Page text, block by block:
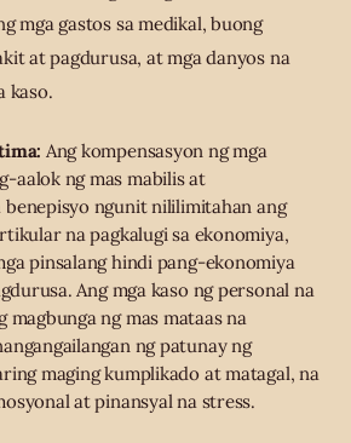
mga gastos sa medikal, buong
at pagdurusa, at mga danyos na
kaso.
Ang kompensasyon ng mga
aalok ng mas mabilis at
benepisyo ngunit nililimitahan ang
na pagkalugi sa ekonomiya,
pinsalang hindi pang-ekonomiya
Ang mga kaso ng personal na
magbunga ng mas mataas na
ng patunay ng
maging kumplikado at matagal, na
at pinansyal na stress.